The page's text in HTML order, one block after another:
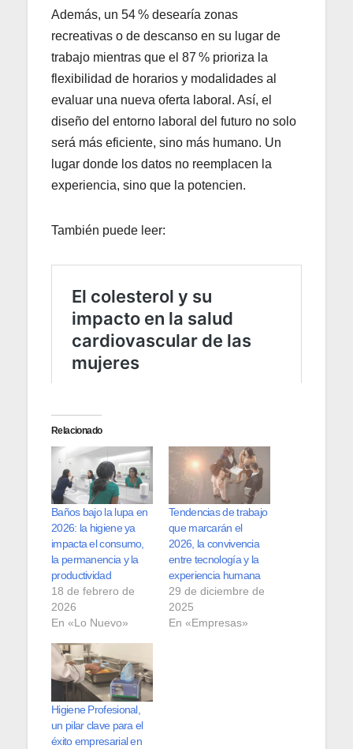
Además, un 54 % desearía zonas
recreativas o de descanso en su lugar de
trabajo mientras que el 87 % prioriza la
flexibilidad de horarios y modalidades al
evaluar una nueva oferta laboral. Así, el
diseño del entorno laboral del futuro no solo
será más eficiente, sino más humano. Un
lugar donde los datos no reemplacen la
experiencia, sino que la potencien.
También puede leer:
Relacionado
Baños bajo la lupa en
2026: la higiene ya
impacta el consumo,
la permanencia y la
productividad
18 de febrero de
2026
En «Lo Nuevo»
Tendencias de trabajo
que marcarán el
2026, la convivencia
entre tecnología y la
experiencia humana
29 de diciembre de
2025
En «Empresas»
Higiene Profesional,
un pilar clave para el
éxito empresarial en